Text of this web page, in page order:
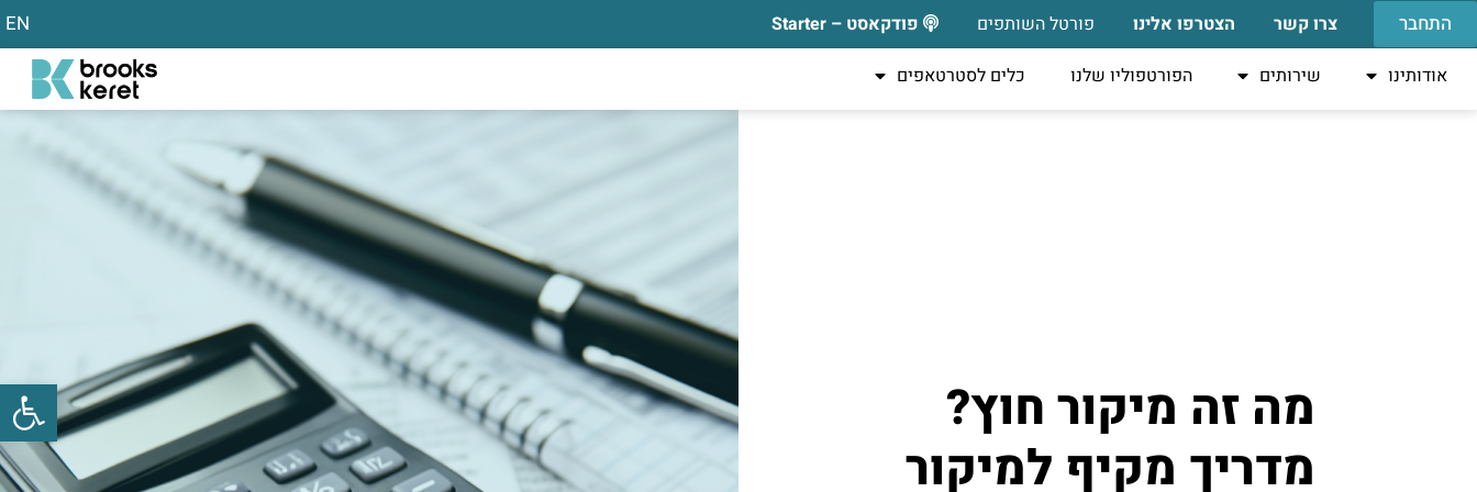
התחבר צרו קשר הצטרפו אלינו פורטל השותפים פודקאסט – Starter EN
אודותינו שירותים הפורטפוליו שלנו כלים לסטרטאפים
מה זה מיקור חוץ?
מדריך מקיף למיקור